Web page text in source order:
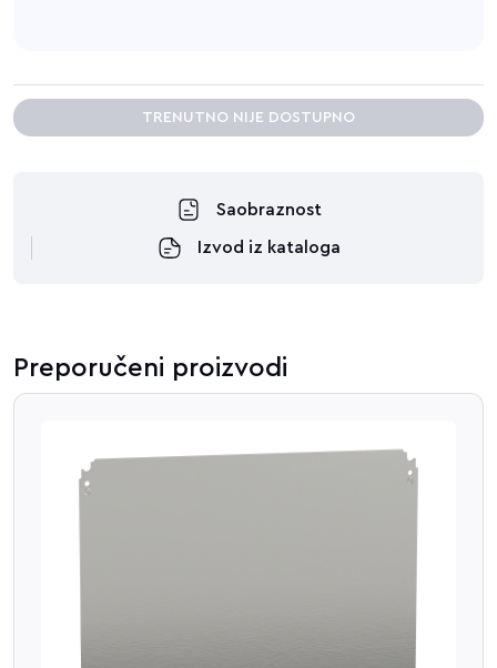
TRENUTNO NIJE DOSTUPNO
Saobraznost
Izvod iz kataloga
Preporučeni proizvodi